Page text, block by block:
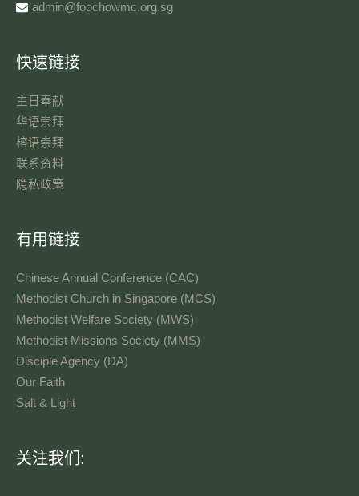
admin@foochowmc.org.sg
快速链接
主日奉献​
华语崇拜
榕语崇拜
联系资料​
隐私政策
有用链接
Chinese Annual Conference (CAC)
Methodist Church in Singapore (MCS)
Methodist Welfare Society (MWS)
Methodist Missions Society (MMS)
Disciple Agency (DA)
Our Faith
Salt & Light
关注我们:
语